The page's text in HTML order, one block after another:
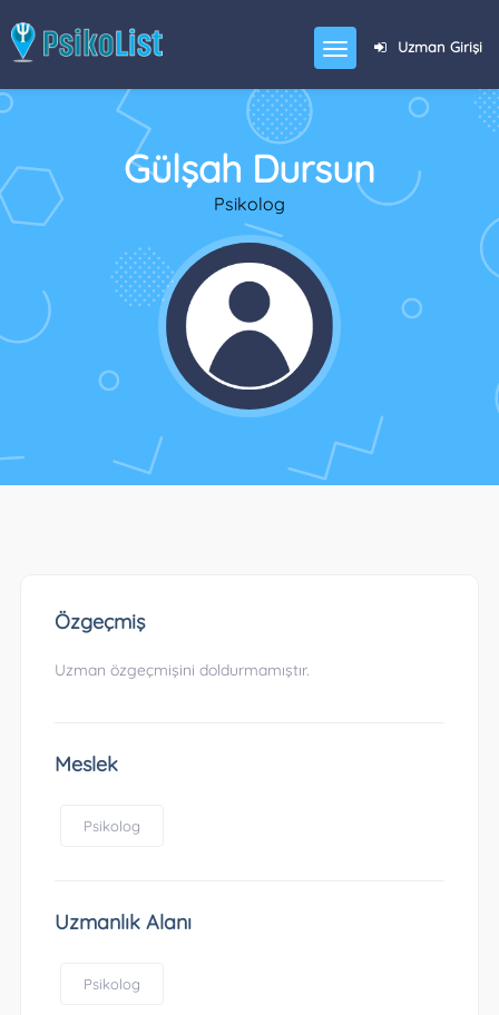
Uzman Girişi
Gülşah Dursun
Psikolog
Özgeçmiş
Uzman özgeçmişini doldurmamıştır.
Meslek
Psikolog
Uzmanlık Alanı
Psikolog